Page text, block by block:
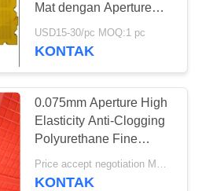
Mat dengan Aperture
0,125mm untuk
Dewatering Pasir dan
USD15-30/pc MOQ:1 pc
KONTAK
0.075mm Aperture High
Elasticity Anti-Clogging
Polyurethane Fine
Screen Mesh untuk High
Frequency Screening
Price accept negotiation MOQ:5 Potongan
KONTAK